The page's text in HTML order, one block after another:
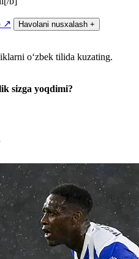
↗ Havolani nusxalash +
o‘zbek tilida kuzating.
sizga yoqdimi?